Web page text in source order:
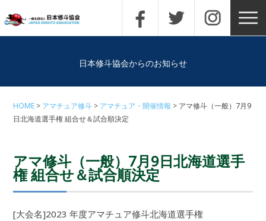
日本修斗協会からのお知らせ
HOME アマチュア修斗 アマチュア・開催情報
アマ修斗（一般）7月9
日北海道選手権 組合せ＆試合順決定
アマ修斗（一般）7月9日北海道選手
権 組合せ＆試合順決定
[大会名]2023 年度アマチュア修斗北海道選手権